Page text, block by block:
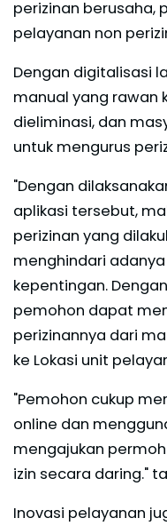
perizinan berusaha,
pelayanan non
Dengan digitalisasi
manual yang rawan
dieliminasi, dan
untuk mengurus
"Dengan
aplikasi tersebut,
perizinan yang
menghindari
kepentingan.
pemohon dapat
perizinannya dari
ke Lokasi unit
"Pemohon cukup
online dan
mengajukan
izin secara daring."
Inovasi pelayanan